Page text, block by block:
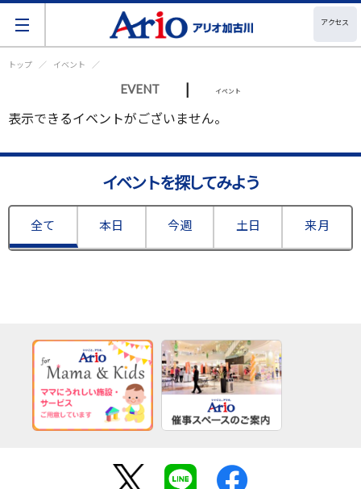
アクセス
トップ イベント
EVENT | イベント
表示できるイベントがございません。
イベントを探してみよう
全て 本日 今週 土日 来月